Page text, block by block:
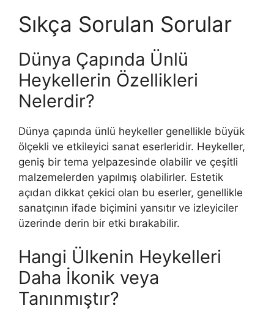
Sıkça Sorulan Sorular
Dünya Çapında Ünlü
Heykellerin Özellikleri
Nelerdir?
Dünya çapında ünlü heykeller genellikle büyük
ölçekli ve etkileyici sanat eserleridir. Heykeller,
geniş bir tema yelpazesinde olabilir ve çeşitli
malzemelerden yapılmış olabilirler. Estetik
açıdan dikkat çekici olan bu eserler, genellikle
sanatçının ifade biçimini yansıtır ve izleyiciler
üzerinde derin bir etki bırakabilir.
Hangi Ülkenin Heykelleri
Daha İkonik veya
Tanınmıştır?